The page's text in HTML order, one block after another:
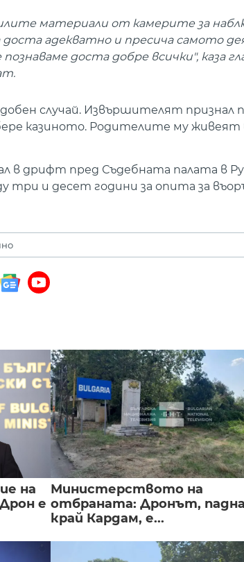
материали от камерите за
адекватно и пресича самото
познаваме доста добре всички", каза
случай. Извършителят признал
казиното. Родителите му живеят
в дрифт пред Съдебната палата в
три и десет години за опита за
на
е
Министерството на
отбраната: Дронът,
край Кардам, е...